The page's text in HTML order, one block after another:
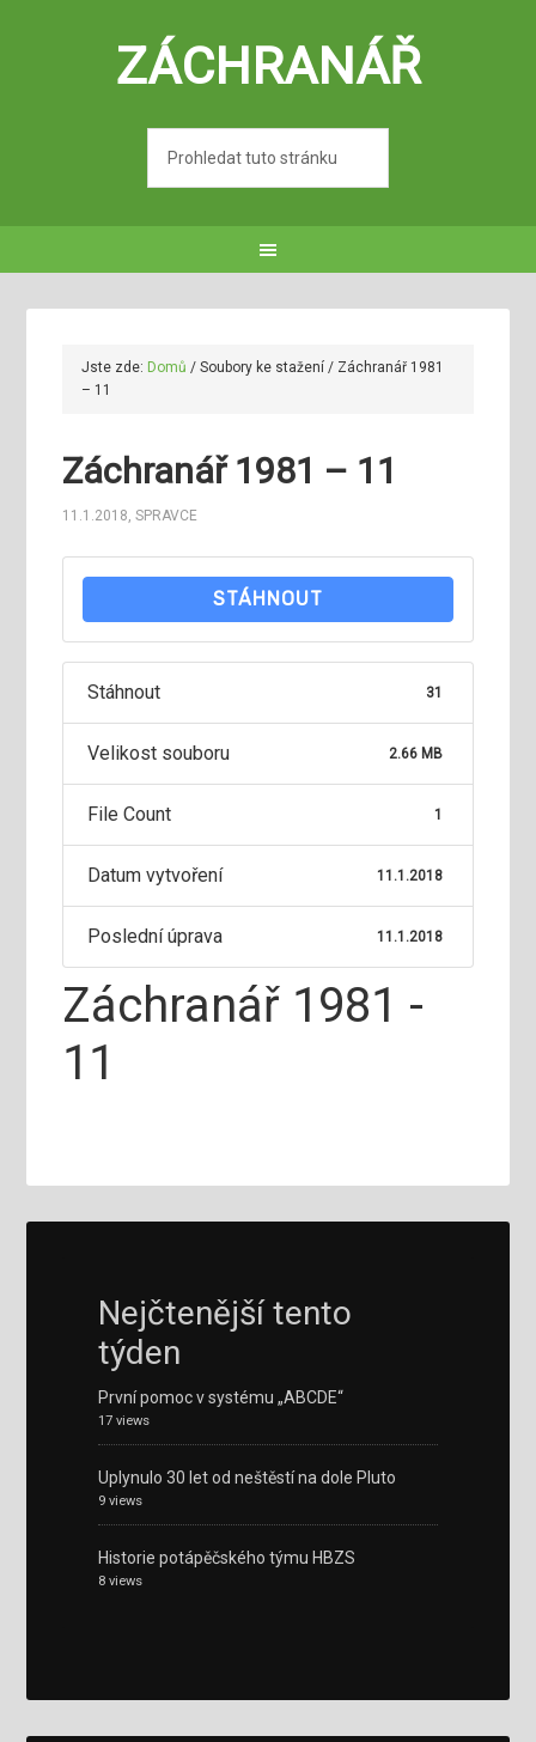
ZÁCHRANÁŘ
Jste zde: Domů / Soubory ke stažení/ Záchranář 1981
– 11
Záchranář 1981 – 11
11.1.2018,SPRAVCE
STÁHNOUT
Stáhnout 31
Velikost souboru 2.66 MB
File Count 1
Datum vytvoření 11.1.2018
Poslední úprava 11.1.2018
Záchranář 1981 -
11
Nejčtenější tento
týden
První pomoc v systému „ABCDE“
17 views
Uplynulo 30 let od neštěstí na dole Pluto
9 views
Historie potápěčského týmu HBZS
8 views